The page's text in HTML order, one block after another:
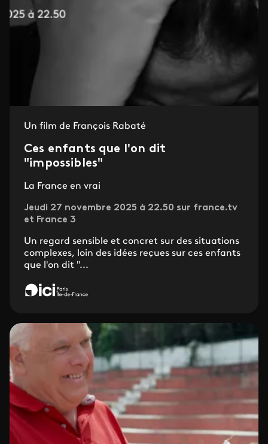
Un film de François Rabaté
Ces enfants que l'on dit
"impossibles"
La France en vrai
Jeudi 27 novembre 2025 à 22.50 sur france.tv
et France 3
Un regard sensible et concret sur des situations
complexes, loin des idées reçues sur ces enfants
que l'on dit "...